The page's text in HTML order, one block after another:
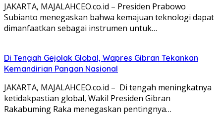
JAKARTA, MAJALAHCEO.co.id – Presiden Prabowo
Subianto menegaskan bahwa kemajuan teknologi dapat
dimanfaatkan sebagai instrumen untuk…
Di Tengah Gejolak Global, Wapres Gibran Tekankan
Kemandirian Pangan Nasional
JAKARTA, MAJALAHCEO.co.id – Di tengah meningkatnya
ketidakpastian global, Wakil Presiden Gibran
Rakabuming Raka menegaskan pentingnya…